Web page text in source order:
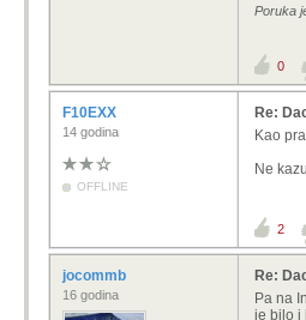
Poruka
0
F10EXX
14 godina
OFFLINE
Re:
Kao
Ne
2
jocommb
16 godina
Re:
Pa na
je bilo i